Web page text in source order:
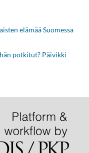
elämää Suomessa
potkitut? Päivikki